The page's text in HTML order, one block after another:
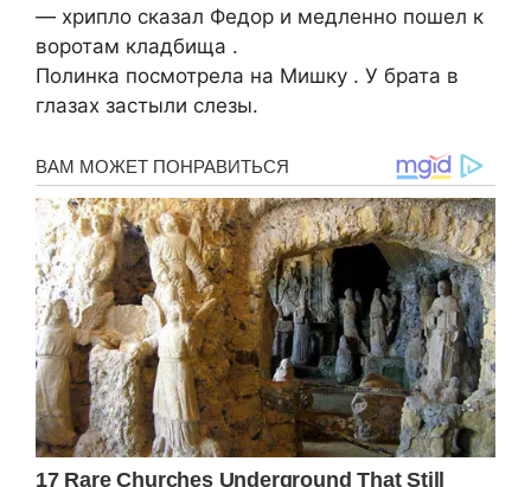
— хрипло сказал Федор и медленно пошел к
воротам кладбища .
Полинка посмотрела на Мишку . У брата в
глазах застыли слезы.